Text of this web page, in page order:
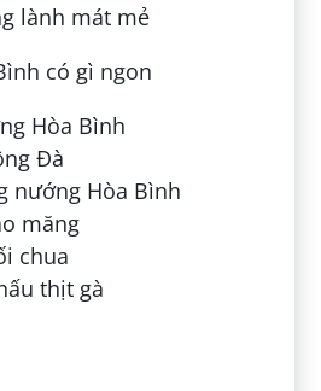
lành mát mẻ
có gì ngon
Hòa Bình
Đà
nướng Hòa Bình
măng
chua
thịt gà